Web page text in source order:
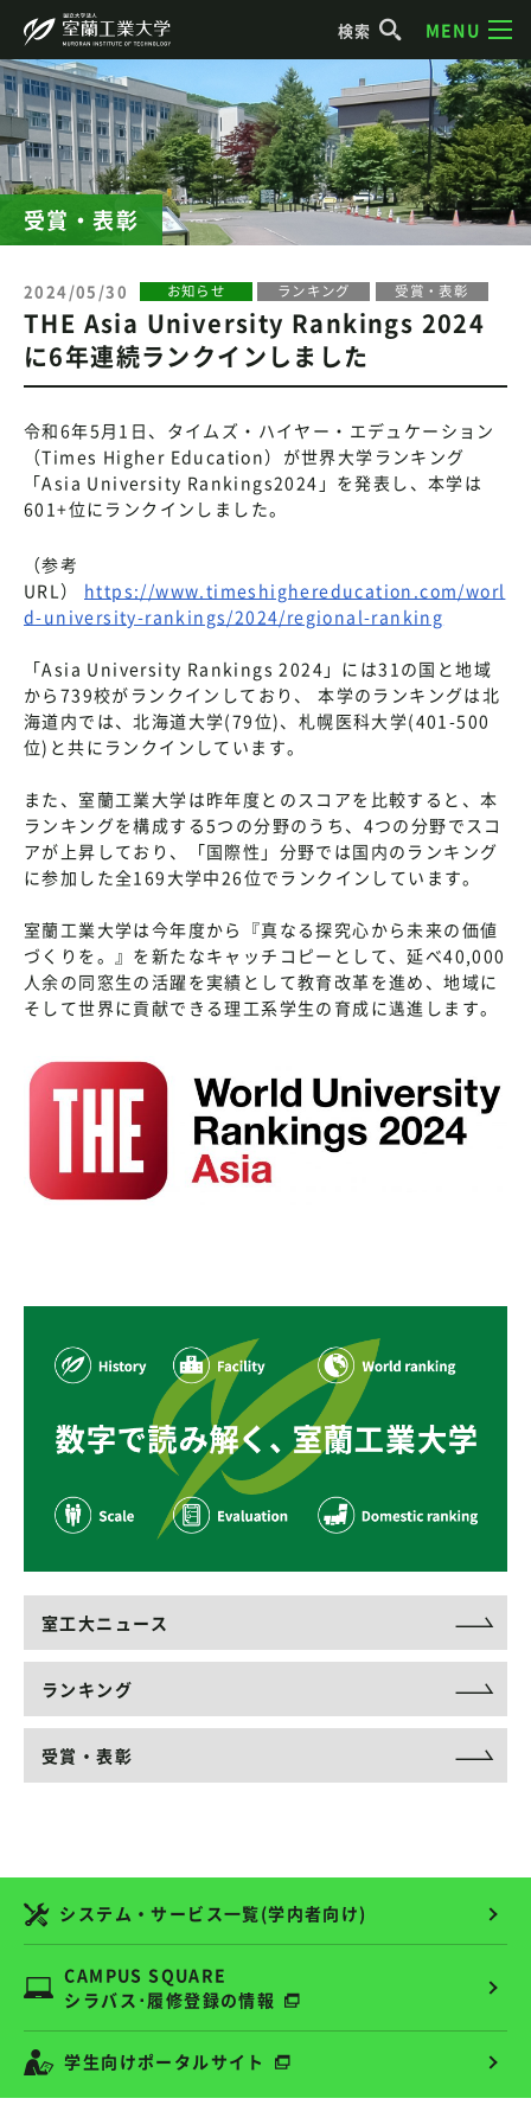
検索 MENU
受賞・表彰
2024/05/30 お知らせ ランキング 受賞・表彰
THE Asia University Rankings 2024
に6年連続ランクインしました
令和6年5月1日、タイムズ・ハイヤー・エデュケーション
（Times Higher Education）が世界大学ランキング
「Asia University Rankings2024」を発表し、本学は
601+位にランクインしました。
（参考
URL） https://www.timeshighereducation.com/worl
d-university-rankings/2024/regional-ranking
「Asia University Rankings 2024」には31の国と地域
から739校がランクインしており、 本学のランキングは北
海道内では、北海道大学(79位)、札幌医科大学(401-500
位)と共にランクインしています。
また、室蘭工業大学は昨年度とのスコアを比較すると、本
ランキングを構成する5つの分野のうち、4つの分野でスコ
アが上昇しており、「国際性」分野では国内のランキング
に参加した全169大学中26位でランクインしています。
室蘭工業大学は今年度から『真なる探究心から未来の価値
づくりを。』を新たなキャッチコピーとして、延べ40,000
人余の同窓生の活躍を実績として教育改革を進め、地域に
そして世界に貢献できる理工系学生の育成に邁進します。
室工大ニュース
ランキング
受賞・表彰
システム・サービス一覧(学内者向け)
CAMPUS SQUARE
シラバス･履修登録の情報
学生向けポータルサイト